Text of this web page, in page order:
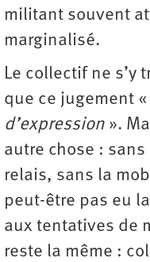
militant souvent
marginalisé.
Le collectif ne s’y
que ce jugement «
d’expression ».
autre chose :
relais, sans la
peut-être pas eu
aux tentatives de
reste la même :